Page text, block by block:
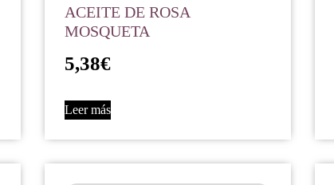
ACEITE DE ROSA
MOSQUETA
5,38€
Leer más